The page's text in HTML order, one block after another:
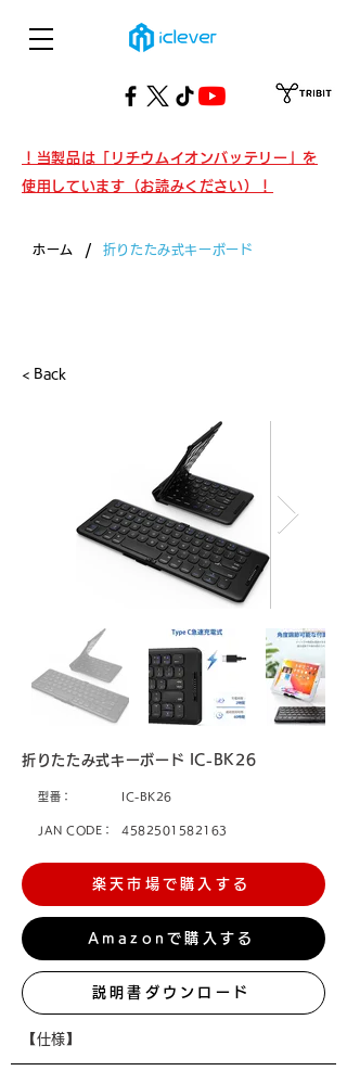
！当製品は「リチウムイオンバッテリー」を
使用しています（お読みください）！
ホーム / 折りたたみ式キーボード
< Back
折りたたみ式キーボード IC-BK26
型番： IC-BK26
JAN CODE： 4582501582163
楽天市場で購入する
Amazonで購入する
説明書ダウンロード
【仕様】